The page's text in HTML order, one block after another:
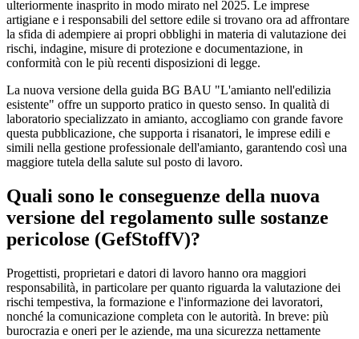
ulteriormente inasprito in modo mirato nel 2025. Le imprese
artigiane e i responsabili del settore edile si trovano ora ad affrontare
la sfida di adempiere ai propri obblighi in materia di valutazione dei
rischi, indagine, misure di protezione e documentazione, in
conformità con le più recenti disposizioni di legge.
La nuova versione della guida BG BAU "L'amianto nell'edilizia
esistente" offre un supporto pratico in questo senso. In qualità di
laboratorio specializzato in amianto, accogliamo con grande favore
questa pubblicazione, che supporta i risanatori, le imprese edili e
simili nella gestione professionale dell'amianto, garantendo così una
maggiore tutela della salute sul posto di lavoro.
Quali sono le conseguenze della nuova
versione del regolamento sulle sostanze
pericolose (GefStoffV)?
Progettisti, proprietari e datori di lavoro hanno ora maggiori
responsabilità, in particolare per quanto riguarda la valutazione dei
rischi tempestiva, la formazione e l'informazione dei lavoratori,
nonché la comunicazione completa con le autorità. In breve: più
burocrazia e oneri per le aziende, ma una sicurezza nettamente